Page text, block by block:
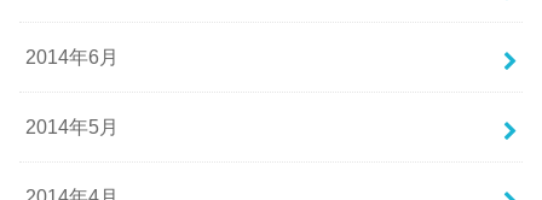
2014年6月
2014年5月